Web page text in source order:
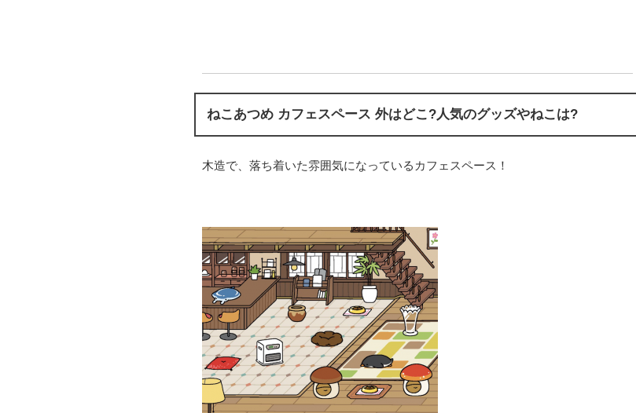
ねこあつめ カフェスペース 外はどこ?人気のグッズやねこは?
木造で、落ち着いた雰囲気になっているカフェスペース！